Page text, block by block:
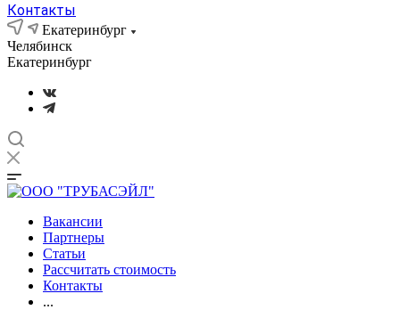
Контакты
Екатеринбург
Челябинск
Екатеринбург
Вакансии
Партнеры
Статьи
Рассчитать стоимость
Контакты
...